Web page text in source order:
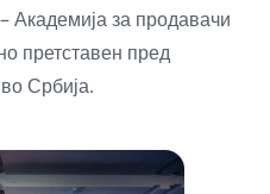
Академија за продавачи
претставен пред
Србија.